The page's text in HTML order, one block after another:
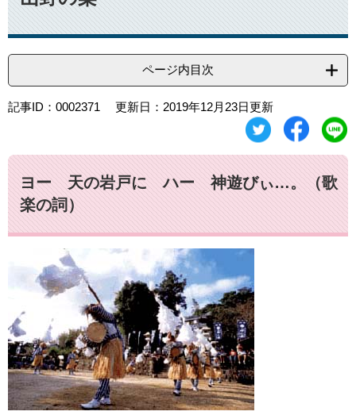
ページ内目次
記事ID：0002371 更新日：2019年12月23日更新
ヨー 天の岩戸に ハー 神遊びぃ…。（歌
楽の詞）